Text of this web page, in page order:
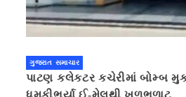
ગુજરાત સમાચાર
પાટણ કલેકટર કચેરીમાં બોમ્બ